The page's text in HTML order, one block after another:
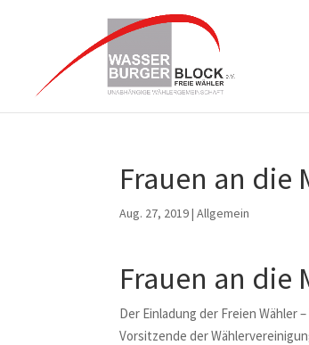
Frauen an die
Aug. 27, 2019|Allgemein
Frauen an die
Der Einladung der Freien Wähler
Vorsitzende der